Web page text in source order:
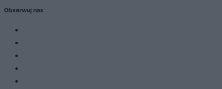
Obserwuj nas